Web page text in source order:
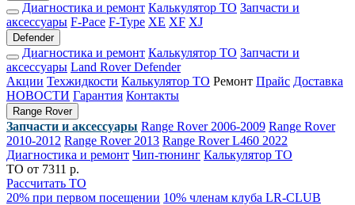
Диагностика и ремонт Калькулятор ТО Запчасти и
аксессуары F-Pace F-Type XE XF XJ
Defender
Диагностика и ремонт Калькулятор ТО Запчасти и
аксессуары Land Rover Defender
Акции Техжидкости Калькулятор ТО Ремонт Прайс Доставка
НОВОСТИ Гарантия Контакты
Range Rover
Запчасти и аксессуары Range Rover 2006-2009 Range Rover
2010-2012 Range Rover 2013 Range Rover L460 2022
Диагностика и ремонт Чип-тюнинг Калькулятор ТО
ТО от 7311 р.
Рассчитать ТО
20% при первом посещении 10% членам клуба LR-CLUB